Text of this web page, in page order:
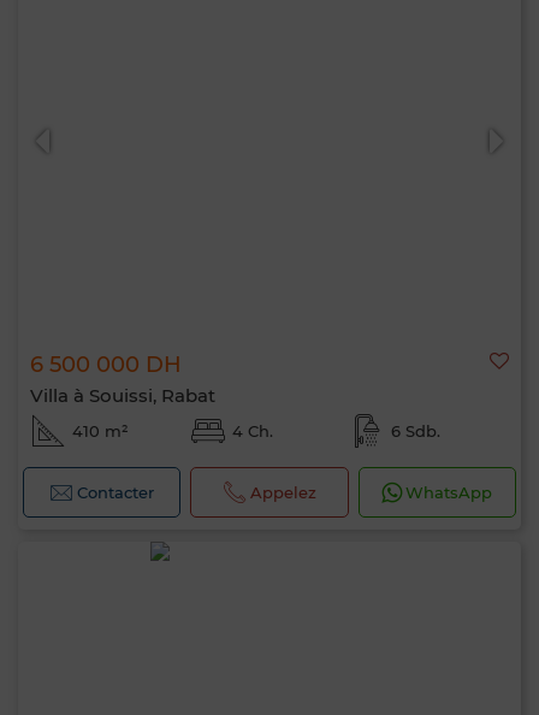
6 500 000 DH
Villa à Souissi, Rabat
410 m² 4 Ch. 6 Sdb.
Contacter Appelez WhatsApp